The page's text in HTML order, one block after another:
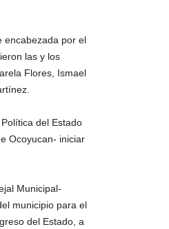
encabezada por el
las y los
Flores, Ismael
del Estado
Ocoyucan- iniciar
Municipal-
municipio para el
del Estado, a